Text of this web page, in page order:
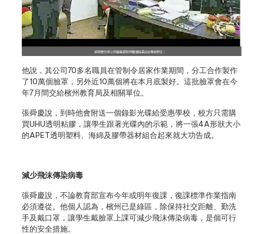
他說，其公司70多名職員在管制令居家作業期間，分工合作製作
了10萬個臉罩，另外近10萬個將在本月底製好。這批臉罩會在今
年7月間交給檳州教育局及相關單位。
張舜慶說，到時他會附送一個錄影光碟給受惠學校，校方只需購
買UHU透明粘膠，讓學生跟著光碟內的示範，將一張4A形狀大小
的APET透明塑料、海綿及膠帶器材組合起來就大功告成。
減少飛沫傳染病毒
張舜慶說，不論教育部宣布今年或明年復課，復課標準作業指南
必須遵從。他個人認為，檳州已是綠區，除保持社交距離、勤洗
手及戴口罩，讓學生戴臉罩上課可減少飛沫傳染病毒，是個可行
性的安全措施。